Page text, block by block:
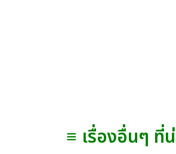
≡ เรื่องอื่นๆ ที่